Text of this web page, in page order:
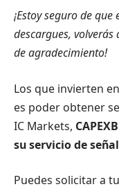
¡Estoy seguro de
descargues,
de agradecimiento!
Los que invierten
es poder obtener
IC Markets,
su servicio de
Puedes solicitar a